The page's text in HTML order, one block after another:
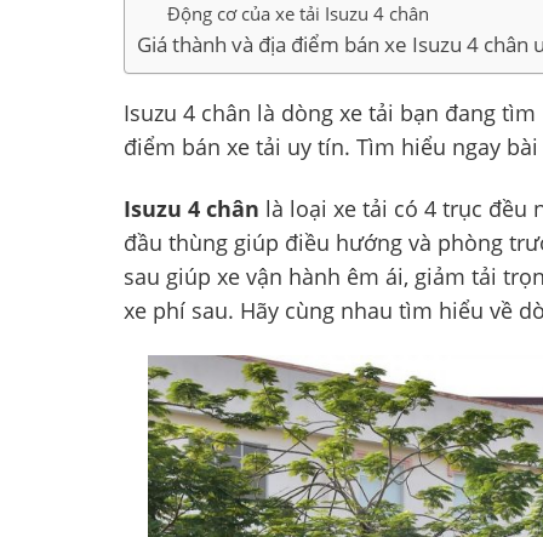
Động cơ của xe tải Isuzu 4 chân
Giá thành và địa điểm bán xe Isuzu 4 chân
Isuzu 4 chân là dòng xe tải bạn đang
điểm bán xe tải uy tín. Tìm hiểu ngay
Isuzu 4 chân là loại xe tải có 4 trục đều
đầu thùng giúp điều hướng và phòng
sau giúp xe vận hành êm ái, giảm tải
xe phí sau. Hãy cùng nhau tìm hiểu về